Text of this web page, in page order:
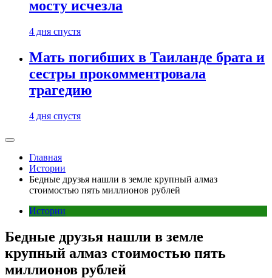
мосту исчезла
4 дня спустя
Мать погибших в Таиланде брата и
сестры прокомментровала
трагедию
4 дня спустя
Главная
Истории
Бедные друзья нашли в земле крупный алмаз
стоимостью пять миллионов рублей
Истории
Бедные друзья нашли в земле
крупный алмаз стоимостью пять
миллионов рублей